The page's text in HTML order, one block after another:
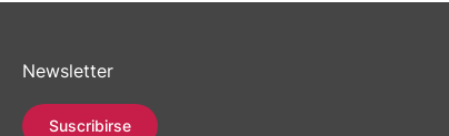
Newsletter
Suscribirse